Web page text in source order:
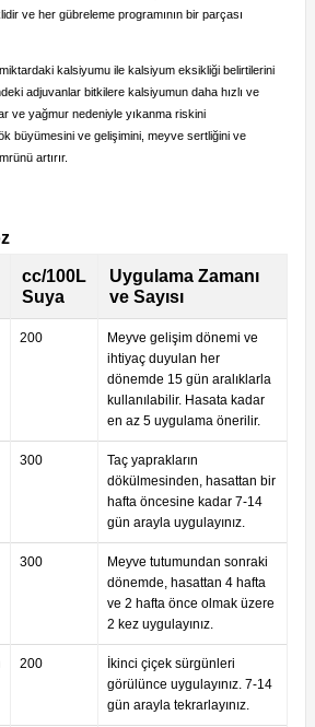
ve her gübreleme programının bir parçası
kalsiyumu ile kalsiyum eksikliği belirtilerini
adjuvanlar bitkilere kalsiyumun daha hızlı ve
ve yağmur nedeniyle yıkanma riskini
büyümesini ve gelişimini, meyve sertliğini ve
artırır.
cc/100L
Suya
Uygulama Zamanı
ve Sayısı
200
Meyve gelişim dönemi ve
ihtiyaç duyulan her
dönemde 15 gün aralıklarla
kullanılabilir. Hasata kadar
en az 5 uygulama önerilir.
300
Taç yaprakların
dökülmesinden, hasattan bir
hafta öncesine kadar 7-14
gün arayla uygulayınız.
300
Meyve tutumundan sonraki
dönemde, hasattan 4 hafta
ve 2 hafta önce olmak üzere
2 kez uygulayınız.
200
İkinci çiçek sürgünleri
görülünce uygulayınız. 7-14
gün arayla tekrarlayınız.